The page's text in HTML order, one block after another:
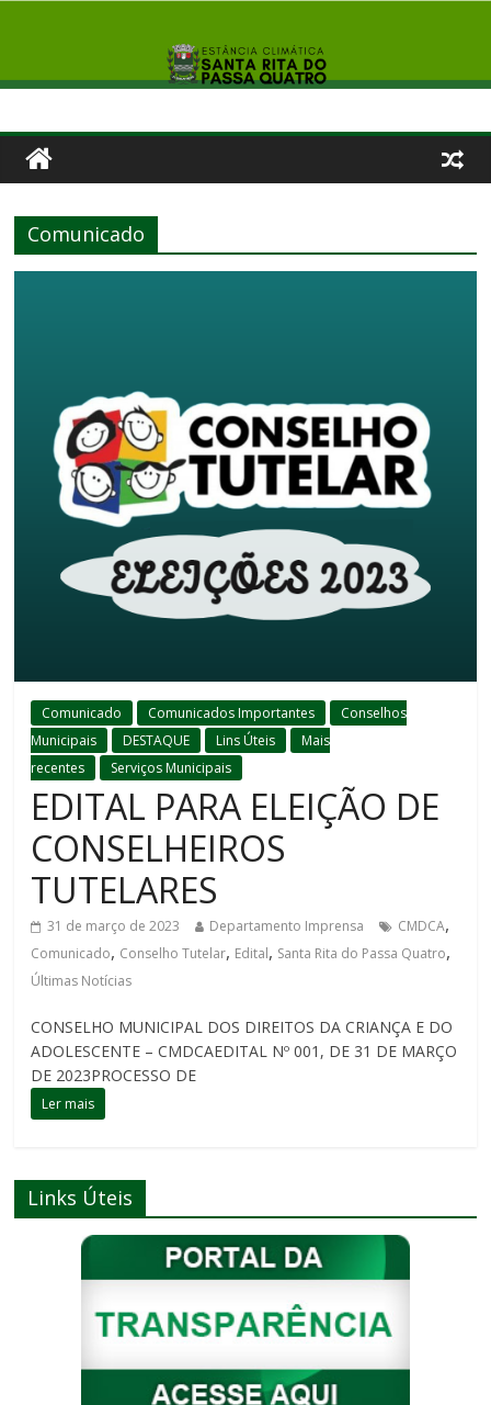
Comunicado
Comunicado Comunicados Importantes
Conselhos
Municipais
DESTAQUE Lins Úteis
Mais
recentes
Serviços Municipais
EDITAL PARA ELEIÇÃO DE
CONSELHEIROS
TUTELARES
31 de março de 2023 Departamento Imprensa CMDCA,
Comunicado, Conselho Tutelar, Edital, Santa Rita do Passa Quatro,
Últimas Notícias
CONSELHO MUNICIPAL DOS DIREITOS DA CRIANÇA E DO
ADOLESCENTE – CMDCAEDITAL Nº 001, DE 31 DE MARÇO
DE 2023PROCESSO DE
Ler mais
Links Úteis